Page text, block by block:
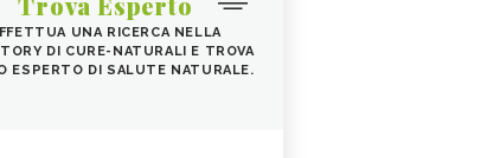
UNA RICERCA NELLA
DI CURE-NATURALI E TROVA
ESPERTO DI SALUTE NATURALE.